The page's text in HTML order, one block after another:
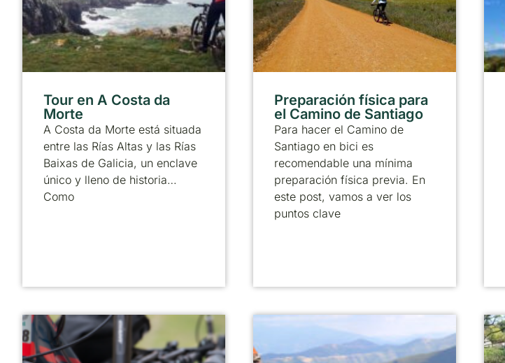
Tour en A Costa da
Morte
A Costa da Morte está situada
entre las Rías Altas y las Rías
Baixas de Galicia, un enclave
único y lleno de historia…
Como
Preparación física para
el Camino de Santiago
Para hacer el Camino de
Santiago en bici es
recomendable una mínima
preparación física previa. En
este post, vamos a ver los
puntos clave